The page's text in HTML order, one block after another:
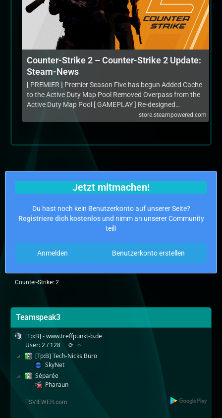
Counter-Strike 2 – Counter-Strike 2 Update:
Steam-News
[ PREMIER ] Premier Season Five has begun Added Cache
to the Active Duty Map Pool Removed Overpass from the
Active Duty Map Pool [ GAMEPLAY ] Re-designed…
store.steampowered.com
Jetzt mitmachen!
Du hast noch kein Benutzerkonto auf unserer Seite?
Registriere dich kostenlosund nimm an unserer Community
teil!
Benutzerkonto erstellen
Anmelden
Counter-Strike: 2
Teamspeak3
[Tp:B] - www.treffpunkt-b.de
User: 2 / 128
⟳ ◌
[Tp:B] Tech-Nicks Büro
SkyNet
Séparée
Pharaun